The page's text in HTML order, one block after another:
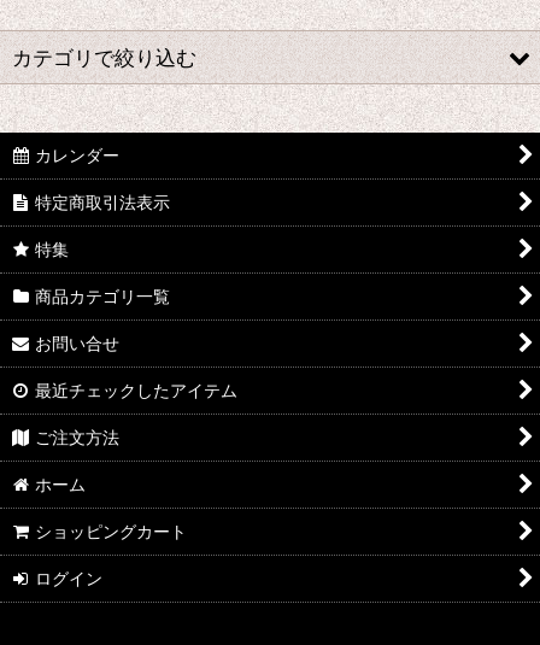
並び順:
絞り込む
カテゴリで絞り込む
マウスピース＆リガチャー (全商品)
B♭クラリネット
E♭クラリネット
バスクラリネット
アルトサックス
テナーサックス
バリトンサックス
カレンダー
特定商取引法表示
特集
商品カテゴリ一覧
お問い合せ
最近チェックしたアイテム
ご注文方法
ホーム
ショッピングカート
ログイン